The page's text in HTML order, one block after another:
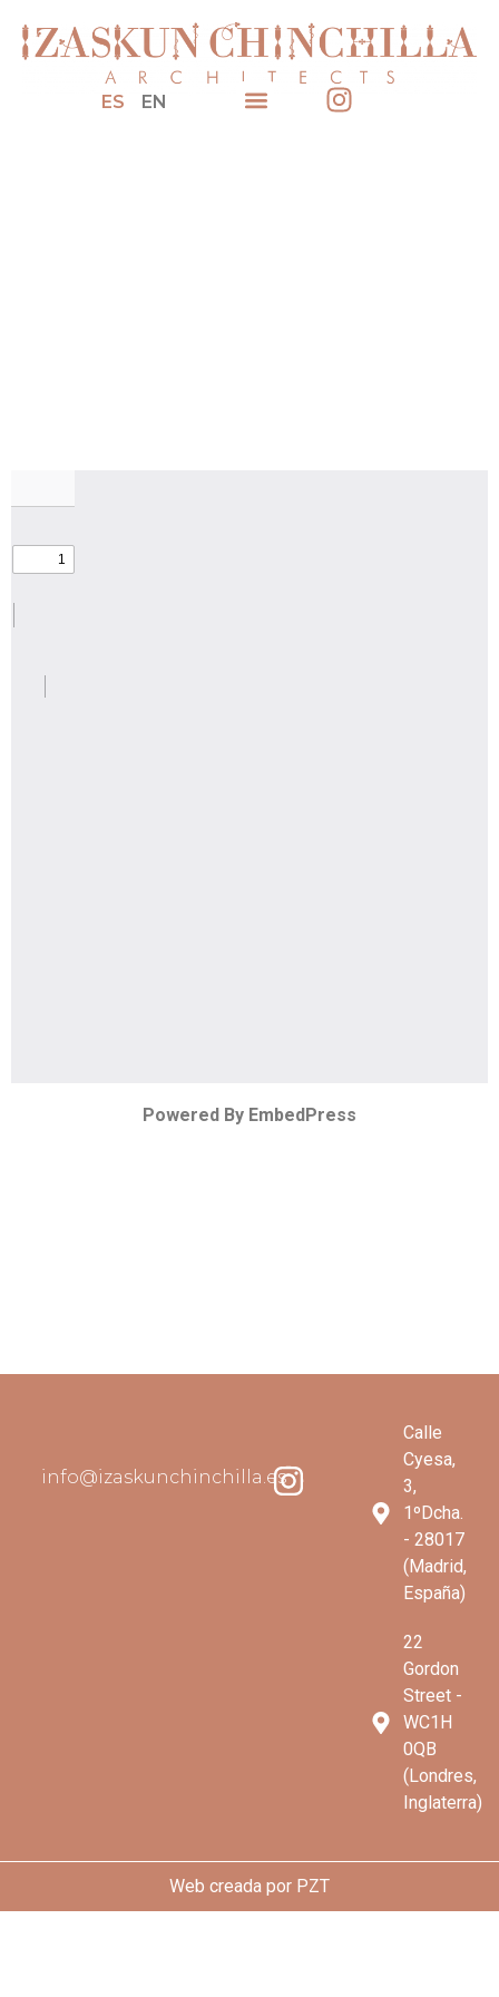
ES EN
Powered By EmbedPress
info@izaskunchinchilla.es
Calle
Cyesa,
3,
1ºDcha.
- 28017
(Madrid,
España)
22
Gordon
Street -
WC1H
0QB
(Londres,
Inglaterra)
Web creada por PZT